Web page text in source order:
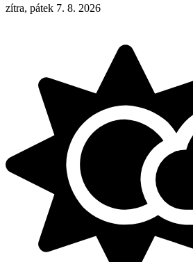
zítra, pátek 7. 8. 2026